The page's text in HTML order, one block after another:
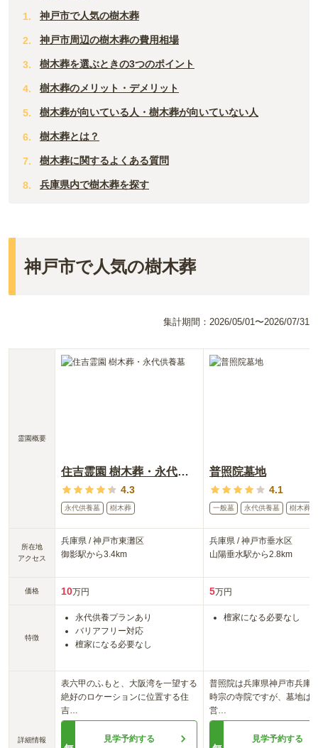
神戸市で人気の樹木葬
神戸市周辺の樹木葬の費用相場
樹木葬を選ぶときの3つのポイント
樹木葬のメリット・デメリット
樹木葬が向いている人・樹木葬が向いていない人
樹木葬とは？
樹木葬に関するよくある質問
兵庫県内で樹木葬を探す
神戸市で人気の樹木葬
集計期間： 2026/05/01〜2026/07/31
霊園概要
所在地
アクセス
価格
特徴
詳細情報
住吉霊園 樹木葬・永代供養墓
4.3
永代供養墓 樹木葬
兵庫県 /神戸市東灘区
御影駅から3.4km
10万円
永代供養プランあり
バリアフリー対応
檀家になる必要なし
表六甲のふもと、大阪湾を一望する
絶好のロケーションに位置する住
吉
見学予約する
普照院墓地
4.1
一般墓 永代供養墓 樹木葬
兵庫県 /神戸市垂水区
山陽垂水駅から2.8km
5万円
檀家になる必要なし
普照院は兵庫県神戸市兵庫
時宗の寺院ですが、墓地は
営
見学予約する